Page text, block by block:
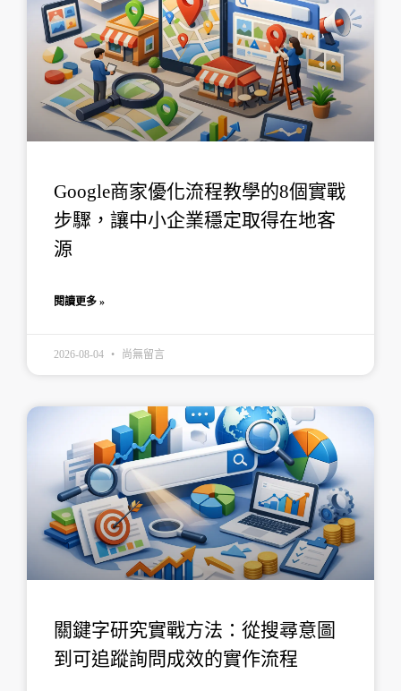
Google商家優化流程教學的8個實戰
步驟，讓中小企業穩定取得在地客
源
閱讀更多 »
2026-08-04 尚無留言
關鍵字研究實戰方法：從搜尋意圖
到可追蹤詢問成效的實作流程